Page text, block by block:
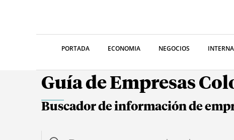
PORTADA ECONOMIA NEGOCIOS
Guía de Empresas
Buscador de información de